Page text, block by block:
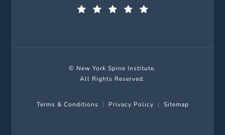
© New York Spine Institute.
All Rights Reserved.
Terms & Conditions Privacy Policy Sitemap